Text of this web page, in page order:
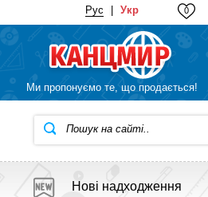
Рус Укр 0
Ми пропонуємо те, що продається!
Нові надходження